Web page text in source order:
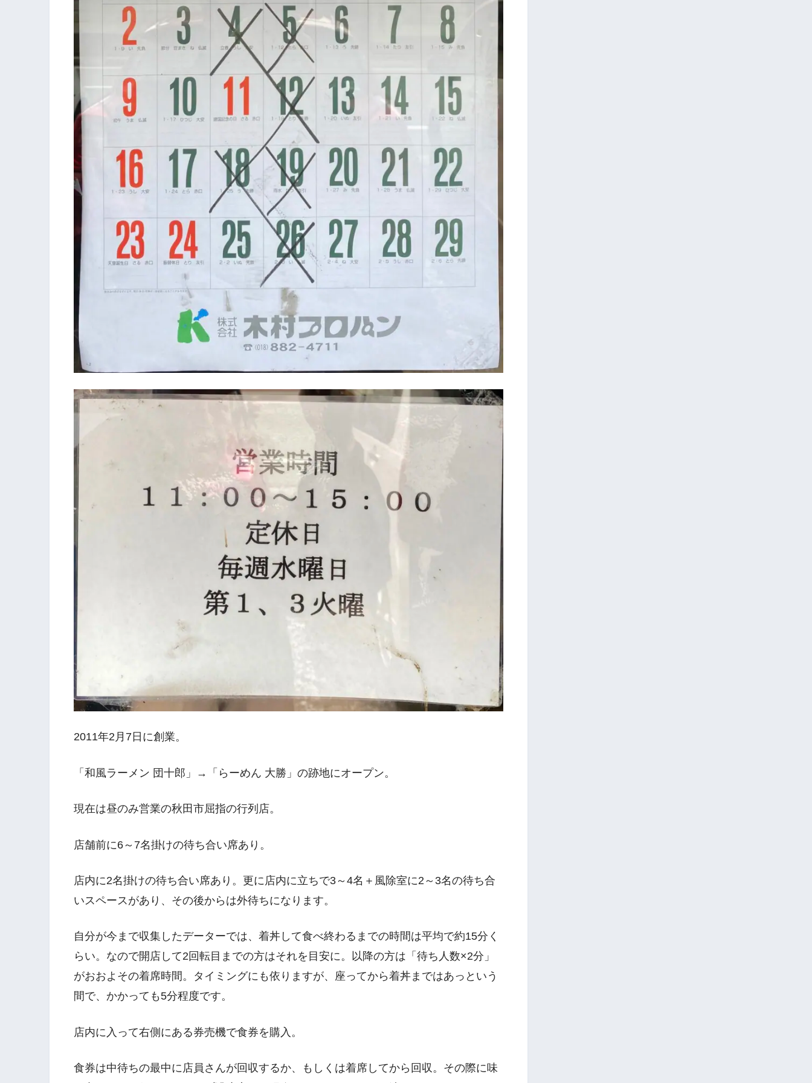
2011年2月7日に創業。
「和風ラーメン 団十郎」→「らーめん 大勝」の跡地にオープン。
現在は昼のみ営業の秋田市屈指の行列店。
店舗前に6～7名掛けの待ち合い席あり。
店内に2名掛けの待ち合い席あり。更に店内に立ちで3～4名＋風除室に2～3名の待ち合
いスペースがあり、その後からは外待ちになります。
自分が今まで収集したデーターでは、着丼して食べ終わるまでの時間は平均で約15分く
らい。なので開店して2回転目までの方はそれを目安に。以降の方は「待ち人数×2分」
がおおよその着席時間。タイミングにも依りますが、座ってから着丼まではあっという
間で、かかっても5分程度です。
店内に入って右側にある券売機で食券を購入。
食券は中待ちの最中に店員さんが回収するか、もしくは着席してから回収。その際に味